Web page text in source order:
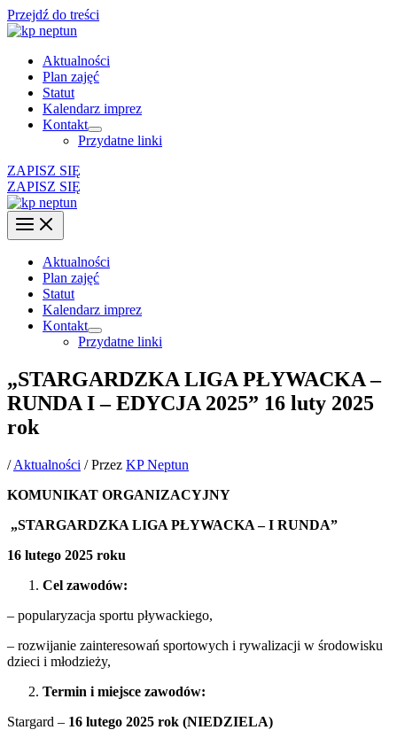
Przejdź do treści
Aktualności
Plan zajęć
Statut
Kalendarz imprez
Kontakt
Przydatne linki
ZAPISZ SIĘ
ZAPISZ SIĘ
Aktualności
Plan zajęć
Statut
Kalendarz imprez
Kontakt
Przydatne linki
„STARGARDZKA LIGA PŁYWACKA –
RUNDA I – EDYCJA 2025” 16 luty 2025
rok
/Aktualności / Przez KP Neptun
KOMUNIKAT ORGANIZACYJNY
„STARGARDZKA LIGA PŁYWACKA – I RUNDA”
16 lutego 2025 roku
Cel zawodów:
– popularyzacja sportu pływackiego,
– rozwijanie zainteresowań sportowych i rywalizacji w środowisku
dzieci i młodzieży,
Termin i miejsce zawodów:
Stargard – 16 lutego 2025 rok (NIEDZIELA)